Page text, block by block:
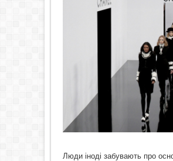
Люди іноді забувають про